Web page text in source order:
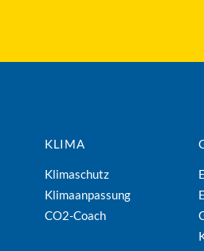
KLIMA
Klimaschutz
Klimaanpassung
CO2-Coach